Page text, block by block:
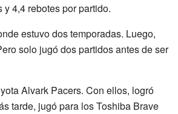
4,4 rebotes por partido.
estuvo dos temporadas. Luego,
solo jugó dos partidos antes de ser
Alvark Pacers. Con ellos, logró
tarde, jugó para los Toshiba Brave